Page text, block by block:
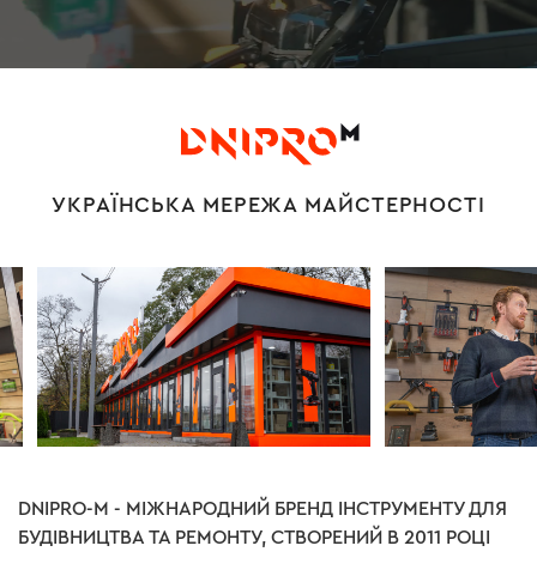
УКРАЇНСЬКА МЕРЕЖА МАЙСТЕРНОСТІ
DNIPRO-M - МІЖНАРОДНИЙ БРЕНД ІНСТРУМЕНТУ ДЛЯ
БУДІВНИЦТВА ТА РЕМОНТУ, СТВОРЕНИЙ В 2011 РОЦІ